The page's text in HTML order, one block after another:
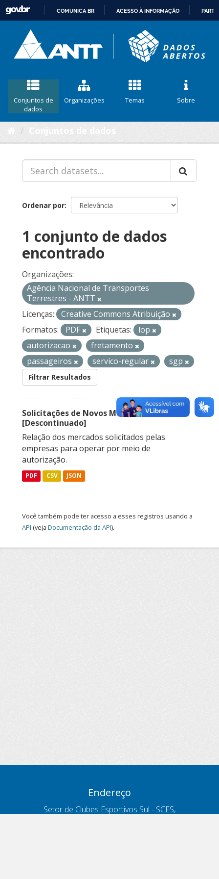
CONTEÚDO
COMUNICA BR ACESSO À INFORMAÇÃO
Conjuntos de
dados
Organizações Temas Sobre
Ordenar por
1 conjunto de dados
encontrado
Organizações:
Agência Nacional de Transportes
Terrestres - ANTT
Licenças:
Creative Commons Atribuição
Formatos:
PDF Etiquetas:
lop
autorizacao
fretamento
passageiros
servico-regular sgp
Filtrar Resultados
Solicitações de Novos Mercados
[Descontinuado]
Relação dos mercados solicitados pelas
empresas para operar por meio de
autorização.
PDF CSV JSON
Você também pode ter acesso a esses registros usando a
API (veja Documentação da API).
Endereço
Setor de Clubes Esportivos Sul - SCES,